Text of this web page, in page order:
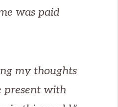
was paid
my thoughts
present with